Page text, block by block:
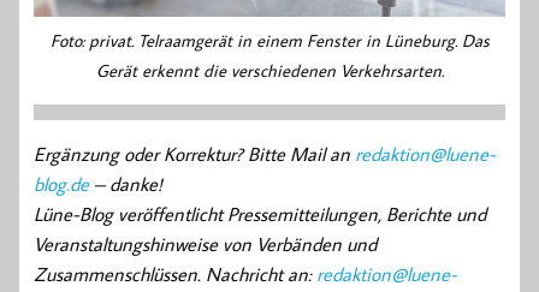
Foto: privat. Telraamgerät in einem Fenster in Lüneburg. Das
Gerät erkennt die verschiedenen Verkehrsarten.
Ergänzung oder Korrektur? Bitte Mail an redaktion@luene-
blog.de– danke!
Lüne-Blog veröffentlicht Pressemitteilungen, Berichte und
Veranstaltungshinweise von Verbänden und
Zusammenschlüssen. Nachricht an: redaktion@luene-